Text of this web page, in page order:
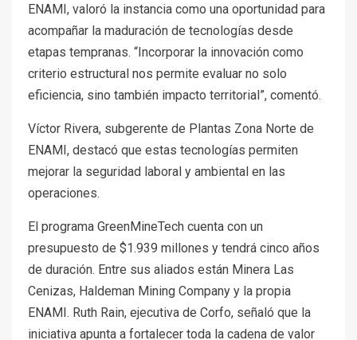
ENAMI, valoró la instancia como una oportunidad para
acompañar la maduración de tecnologías desde
etapas tempranas. “Incorporar la innovación como
criterio estructural nos permite evaluar no solo
eficiencia, sino también impacto territorial”, comentó.
Víctor Rivera, subgerente de Plantas Zona Norte de
ENAMI, destacó que estas tecnologías permiten
mejorar la seguridad laboral y ambiental en las
operaciones.
El programa GreenMineTech cuenta con un
presupuesto de $1.939 millones y tendrá cinco años
de duración. Entre sus aliados están Minera Las
Cenizas, Haldeman Mining Company y la propia
ENAMI. Ruth Rain, ejecutiva de Corfo, señaló que la
iniciativa apunta a fortalecer toda la cadena de valor